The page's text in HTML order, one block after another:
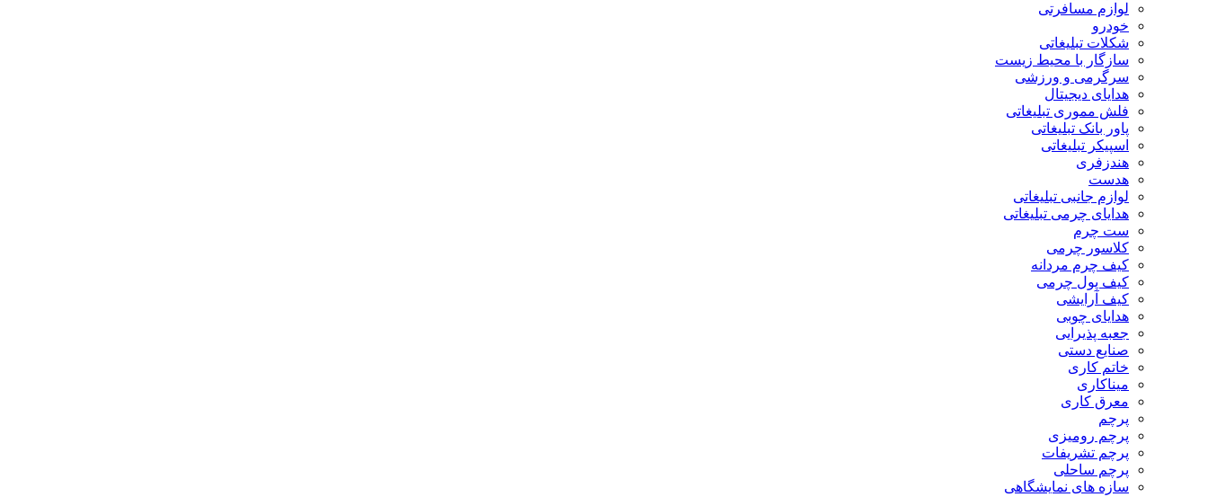
لوازم مسافرتی
خودرو
شکلات تبلیغاتی
سازگار با محیط زیست
سرگرمی و ورزشی
هدایای دیجیتال
فلش مموری تبلیغاتی
پاور بانک تبلیغاتی
اسپیکر تبلیغاتی
هندزفری
هدست
لوازم جانبی تبلیغاتی
هدایای چرمی تبلیغاتی
ست چرم
کلاسور چرمی
کیف چرم مردانه
کیف پول چرمی
کیف آرایشی
هدایای چوبی
جعبه پذیرایی
صنایع دستی
خاتم کاری
میناکاری
معرق کاری
پرچم
پرچم رومیزی
پرچم تشریفات
پرچم ساحلی
سازه های نمایشگاهی